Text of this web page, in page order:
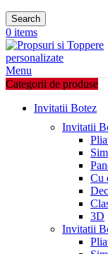
Search
0 items
Menu
Categorii de produse
Invitatii Botez
Invitatii
Cu
3D
Invitatii